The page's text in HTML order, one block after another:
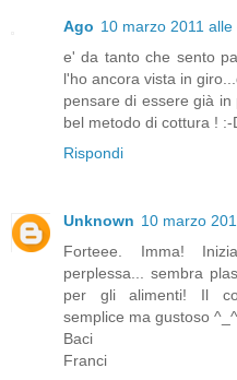
Ago 10 marzo 2011
e' da tanto che sento
l'ho ancora vista in
pensare di essere già
bel metodo di cottura ! :-
Rispondi
Unknown 10 marzo
Forteee. Imma!
perplessa... sembra
per gli alimenti! Il
semplice ma gustoso ^_^
Baci
Franci